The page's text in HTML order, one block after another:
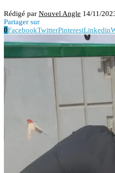
Rédigé par Nouvel Angle 14/11/
Partager sur
0FacebookTwitterPinterestLinkedin